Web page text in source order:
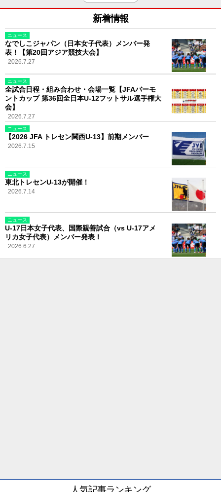
新着情報
ニュース
なでしこジャパン（日本女子代表）メンバー発
表！【第20回アジア競技大会】
2026.7.27
ニュース
全試合日程・組み合わせ・会場一覧【JFAバーモ
ントカップ 第36回全日本U-12フットサル選手権大
会】
2026.7.27
ニュース
【2026 JFA トレセン関西U-13】前期メンバー
2026.7.15
ニュース
東北トレセンU-13が開催！
2026.7.14
ニュース
U-17日本女子代表、国際親善試合（vs U-17アメ
リカ女子代表）メンバー発表！
2026.6.27
人気記事ランキング